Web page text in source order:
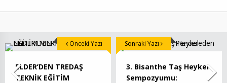
ELDER’DEN TREDAŞ
TEKNİK EĞİTİM
Önceki Yazı
3. Bisanthe Taş Heykel
Sempozyumu:
Sonraki Yazı